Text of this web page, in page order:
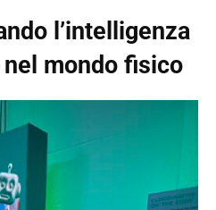
l’intelligenza
mondo fisico